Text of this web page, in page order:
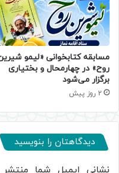
مسابقه کتابخوانی «لیمو
روح» در چهارمحال و بختیاری
برگزار می‌شود
2 روز پیش
دیدگاهتان را بنویسید
نشانی ایمیل شما